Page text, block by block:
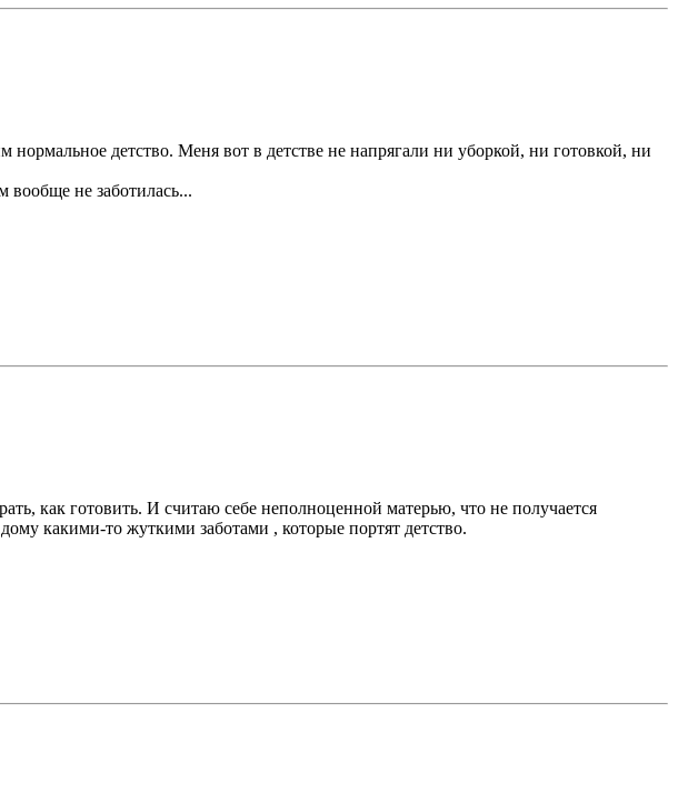
нормальное детство. Меня вот в детстве не напрягали ни уборкой, ни готовкой, ни
вообще не заботилась...
как готовить. И считаю себе неполноценной матерью, что не получается
какими-то жуткими заботами , которые портят детство.